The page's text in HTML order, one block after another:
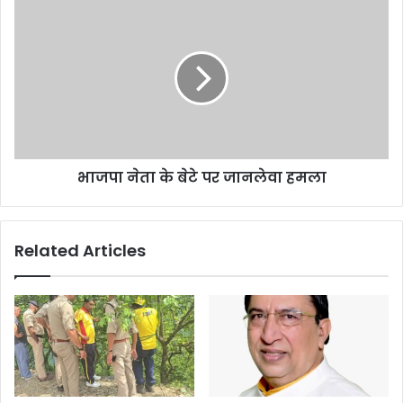
भाजपा नेता के बेटे पर जानलेवा हमला
Related Articles